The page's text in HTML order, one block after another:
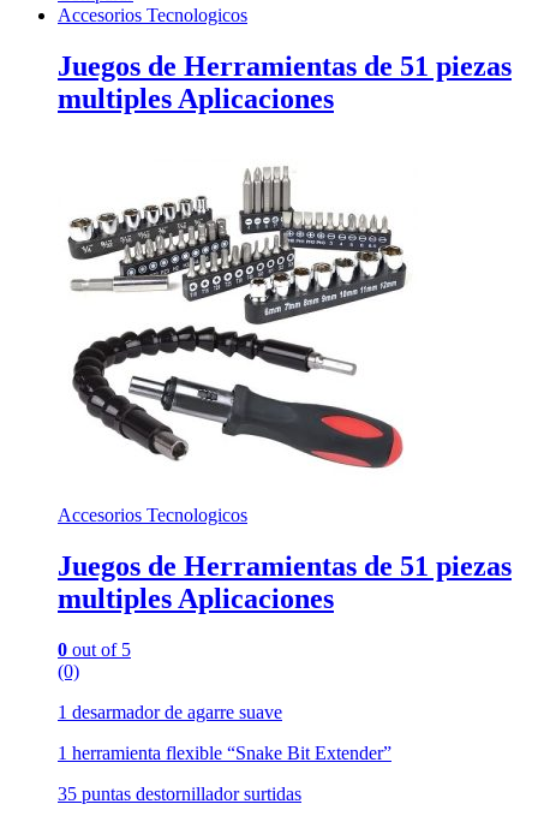
Accesorios Tecnologicos
Juegos de Herramientas de 51 piezas
multiples Aplicaciones
Accesorios Tecnologicos
Juegos de Herramientas de 51 piezas
multiples Aplicaciones
0 out of 5
(0)
1 desarmador de agarre suave
1 herramienta flexible “Snake Bit Extender”
35 puntas destornillador surtidas